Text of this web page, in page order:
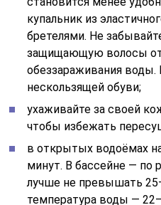
купальник из
бретелями. Не
защищающую волосы
обеззараживания воды.
нескользящей обуви;
ухаживайте за своей
чтобы избежать
в открытых водоёмах
минут. В бассейне — по
лучше не превышать
температура воды —